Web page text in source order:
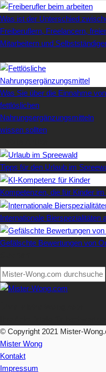
Was ist der Unterschied
Freiberuflern, Freelancern,
Mitarbeitern und
Was Sie über die Einnahme von
fettlöslichen
Nahrungsergänzungsmitteln
wissen sollten
Tipps für den Urlaub im
Kompetenzen, die für Kinder
Internationale Bierspezialitäten
Gefälschte Bewertungen von
© Copyright 2021 Mister-
Mister Wong
Kontakt
Impressum